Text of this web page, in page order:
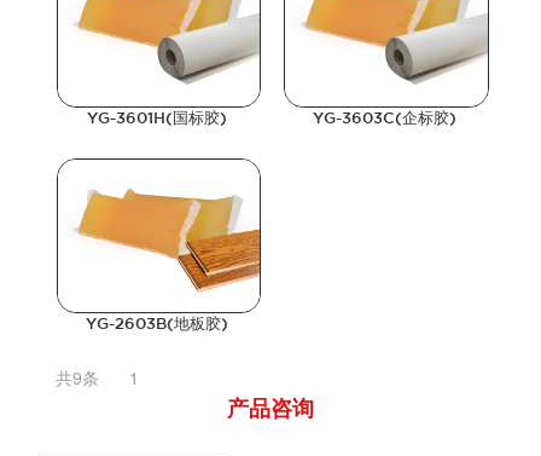
YG-3601H(国标胶) YG-3603C(企标胶)
YG-2603B(地板胶)
共9条 1
产品咨询